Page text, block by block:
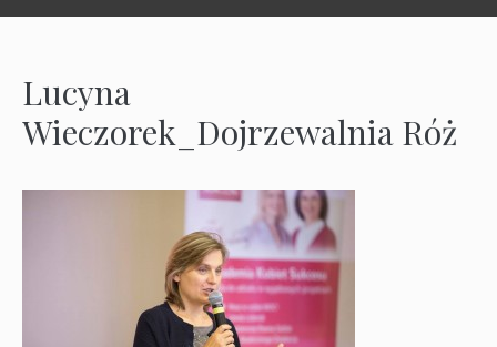
Lucyna
Wieczorek_Dojrzewalnia Róż